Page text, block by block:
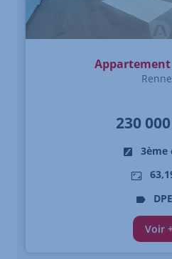
Appartement
230 000
3ème
Voir